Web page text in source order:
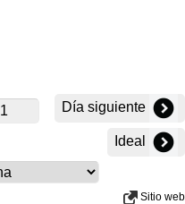
Día siguiente
Ideal
Sitio web